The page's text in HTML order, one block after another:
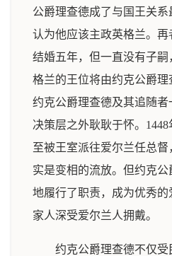
公爵理查德成了与国王关
认为他应该主政英格兰。
结婚五年，但一直没有子
格兰的王位将由约克公爵理
约克公爵理查德及其追随
决策层之外耿耿于怀。
至被王室派往爱尔兰任总
实是变相的流放。但约克
地履行了职责，成为优秀
家人深受爱尔兰人拥戴。
约克公爵理查德不仅